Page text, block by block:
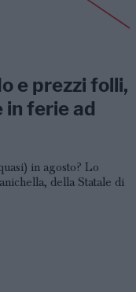
e prezzi folli,
in ferie ad
in agosto? Lo
della Statale di